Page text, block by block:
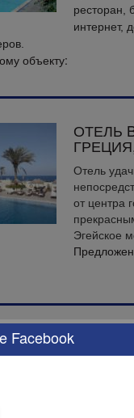
ресторан,
интернет,
объекту:
ОТЕЛЬ
Отель
от центра
Эгейское
ОТЕЛЬ
Facebook